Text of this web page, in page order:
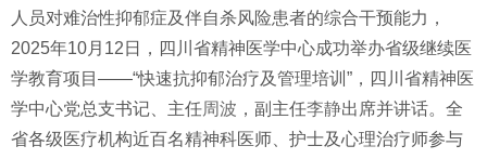
人员对难治性抑郁症及伴自杀风险患者的综合干预能力，
2025年10月12日，四川省精神医学中心成功举办省级继续医
学教育项目——“快速抗抑郁治疗及管理培训”，四川省精神医
学中心党总支书记、主任周波 ，副主任李静出席并讲话。全
省各级医疗机构近百名精神科医师、护士及心理治疗师参与